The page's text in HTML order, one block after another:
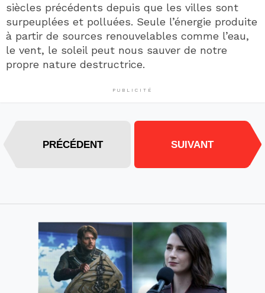
siècles précédents depuis que les villes sont
surpeuplées et polluées. Seule l’énergie produite
à partir de sources renouvelables comme l’eau,
le vent, le soleil peut nous sauver de notre
propre nature destructrice.
PUBLICITÉ
PRÉCÉDENT SUIVANT